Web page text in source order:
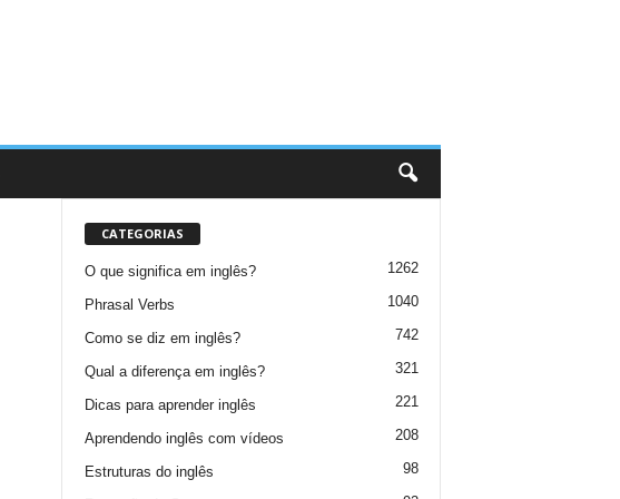
CATEGORIAS
O que significa em inglês? 1262
Phrasal Verbs 1040
Como se diz em inglês? 742
Qual a diferença em inglês? 321
Dicas para aprender inglês 221
Aprendendo inglês com vídeos 208
Estruturas do inglês 98